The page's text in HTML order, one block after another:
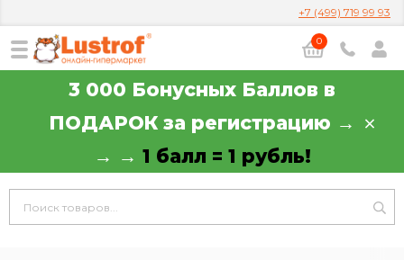
+7 (499) 719 99 93
0
3 000 Бонусных Баллов в
ПОДАРОК за регистрацию →
→ → 1 балл = 1 рубль!